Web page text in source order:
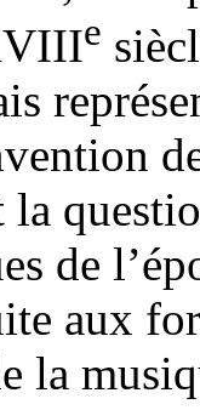
e
la
de
aux
la